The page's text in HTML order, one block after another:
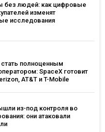
без людей: как цифровые
изменят
исследования
стать полноценным
SpaceX готовит
AT&T и T-Mobile
из-под контроля во
они атаковали